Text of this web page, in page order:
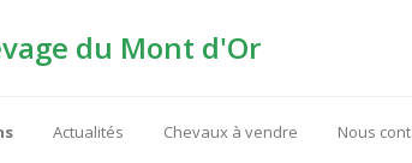
du Mont d'Or
Actualités Chevaux à vendre Nous